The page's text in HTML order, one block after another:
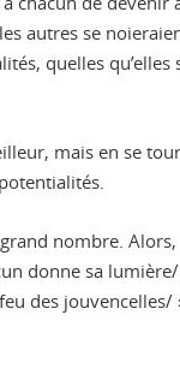
autres se
quelles
mais en se
nombre.
donne sa
des jouvencelles/